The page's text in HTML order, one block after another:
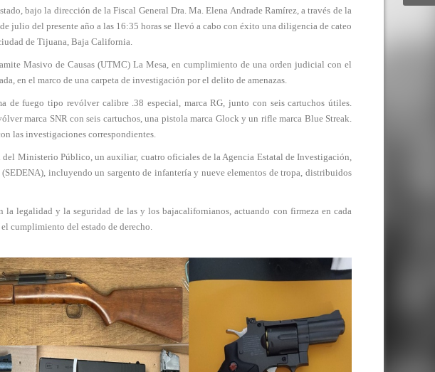
bajo la dirección de la Fiscal General Dra. Ma. Elena Andrade Ramírez, a través de la
julio del presente año a las 16:35 horas se llevó a cabo con éxito una diligencia de cateo
de Tijuana, Baja California.
Masivo de Causas (UTMC) La Mesa, en cumplimiento de una orden judicial con el
en el marco de una carpeta de investigación por el delito de amenazas.
de fuego tipo revólver calibre .38 especial, marca RG, junto con seis cartuchos útiles.
marca SNR con seis cartuchos, una pistola marca Glock y un rifle marca Blue Streak.
las investigaciones correspondientes.
Ministerio Público, un auxiliar, cuatro oficiales de la Agencia Estatal de Investigación,
incluyendo un sargento de infantería y nueve elementos de tropa, distribuidos
la legalidad y la seguridad de las y los bajacalifornianos, actuando con firmeza en cada
cumplimiento del estado de derecho.